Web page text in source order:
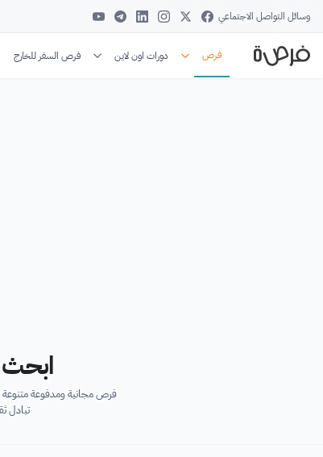
وسائل التواصل الاجتماعي
فرص دورات اون لاين فرص السفر للخارج
ابحث
فرص مجانية ومدفوعة متنوعة
تبادل